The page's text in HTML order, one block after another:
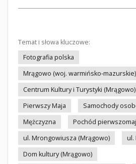
Temat i słowa kluczowe:
Fotografia polska
Mrągowo (woj. warmińsko-mazurskie)
Centrum Kultury i Turystyki (Mrągowo)
Pierwszy Maja
Samochody
Mężczyzna
Pochód
ul. Mrongowiusza (Mrągowo)
ul.
Dom kultury (Mrągowo)